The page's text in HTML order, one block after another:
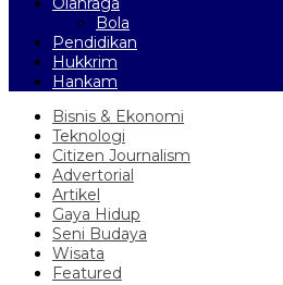
Bola
Pendidikan
Hukkrim
Hankam
Bisnis & Ekonomi
Teknologi
Citizen Journalism
Advertorial
Artikel
Gaya Hidup
Seni Budaya
Wisata
Featured